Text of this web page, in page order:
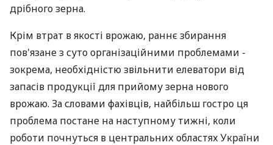
дрібного зерна.
Крім втрат в якості врожаю, раннє збирання
пов'язане з суто організаційними проблемами -
зокрема, необхідністю звільнити елеватори від
запасів продукції для прийому зерна нового
врожаю. За словами фахівців, найбільш гостро ця
проблема постане на наступному тижні, коли
роботи почнуться в центральних областях України